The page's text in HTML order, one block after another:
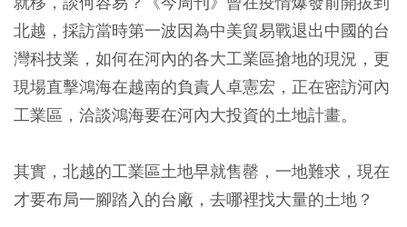
北越，採訪當時第一波因為中美貿易戰退出中國的台
灣科技業，如何在河內的各大工業區搶地的現況，更
現場直擊鴻海在越南的負責人卓憲宏，正在密訪河內
工業區，洽談鴻海要在河內大投資的土地計畫。
其實，北越的工業區土地早就售罄，一地難求，現在
才要布局一腳踏入的台廠，去哪裡找大量的土地？